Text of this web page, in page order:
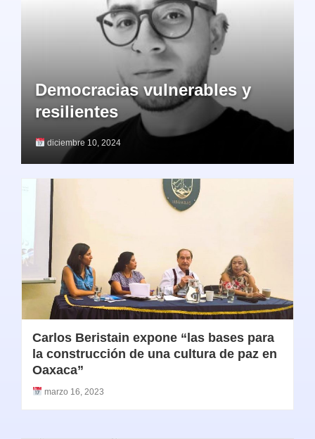
Democracias vulnerables y
resilientes
diciembre 10, 2024
Carlos Beristain expone “las bases para
la construcción de una cultura de paz en
Oaxaca”
marzo 16, 2023